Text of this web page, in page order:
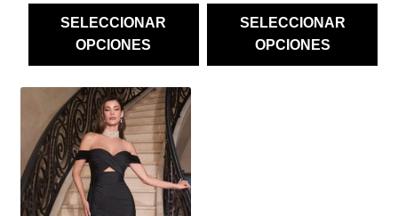
SELECCIONAR
OPCIONES
SELECCIONAR
OPCIONES
PRODUCTO
TIENE
MÚLTIPLES
VARIANTES.
LAS